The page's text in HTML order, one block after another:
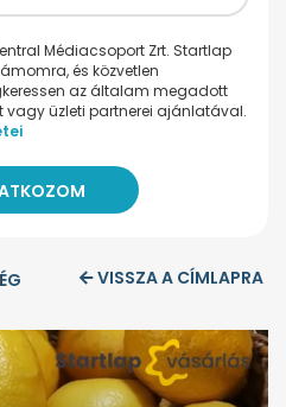
Médiacsoport Zrt. Startlap
és közvetlen
az általam megadott
vagy üzleti partnerei ajánlatával.
VISSZA A CÍMLAPRA